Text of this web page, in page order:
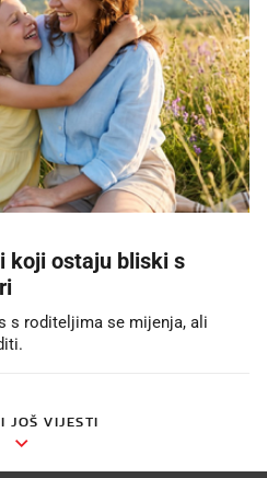
koji ostaju bliski s
s roditeljima se mijenja, ali
JOŠ VIJESTI